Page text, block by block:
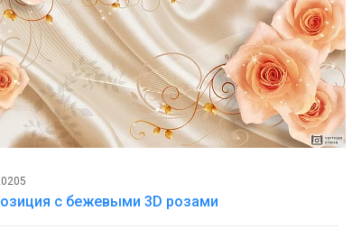
с бежевыми 3D розами